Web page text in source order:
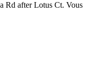
Rd after Lotus Ct. Vous